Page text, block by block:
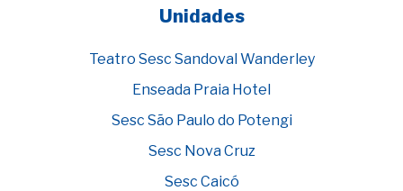
Unidades
Teatro Sesc Sandoval Wanderley
Enseada Praia Hotel
Sesc São Paulo do Potengi
Sesc Nova Cruz
Sesc Caicó